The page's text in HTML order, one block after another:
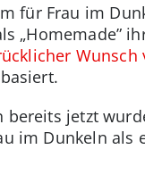
für Frau im
„Homemade”
Wunsch
bereits jetzt
im Dunkeln als